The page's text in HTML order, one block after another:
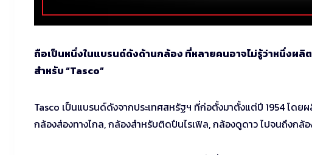
ถือเป็นหนึ่งในแบรนด์ดังด้านกล้อง ที่หลายคนอาจไม่รู้ว่าหนึ่งผลิ
สำหรับ “Tasco”
Tasco เป็นแบรนด์ดังจากประเทศสหรัฐฯ ที่ก่อตั้งมาตั้งแต่ปี 1954 โ
กล้องส่องทางไกล, กล้องสำหรับติดปืนไรเฟิล, กล้องดูดาว ไปจนถึงกล้